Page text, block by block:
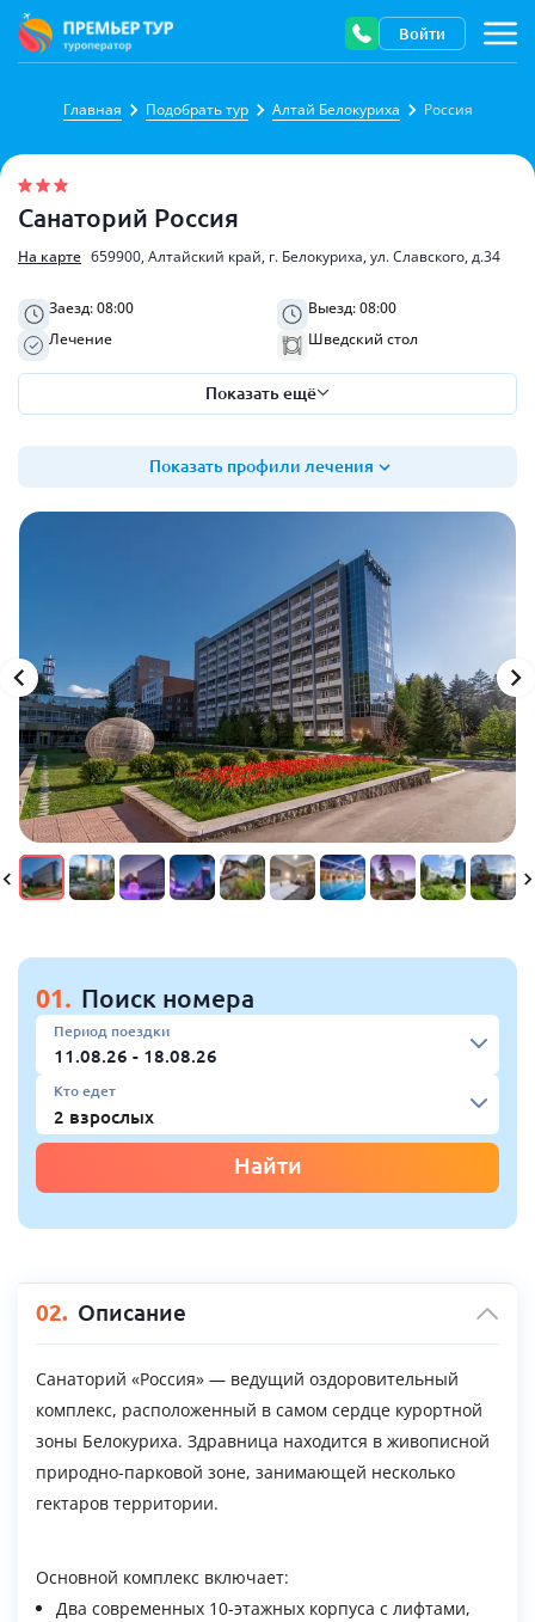
Войти
Описание санатория
Главная Подобрать тур Алтай Белокуриха Россия
Санаторий Россия
На карте 659900, Алтайский край, г. Белокуриха, ул. Славского, д.34
Заезд: 08:00
Лечение
Выезд: 08:00
Шведский стол
Показать ещё
Показать профили лечения
01. Поиск номера
Период поездки
Кто едет
Найти
02. Описание
Санаторий «Россия» — ведущий оздоровительный
комплекс, расположенный в самом сердце курортной
зоны Белокуриха. Здравница находится в живописной
природно-парковой зоне, занимающей несколько
гектаров территории.
Основной комплекс включает:
Два современных 10-этажных корпуса с лифтами,